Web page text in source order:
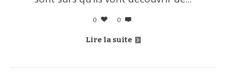
0 0
Lire la suite